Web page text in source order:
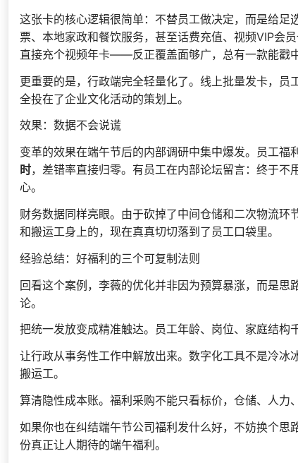
这张卡的核心逻辑很简单：不替员工做决定，而是给
票、本地家政和餐饮服务，甚至话费充值、视频VIP会
直接充个视频年卡——反正覆盖面够广，总有一款能戳中
更重要的是，行政端完全轻量化了。线上批量发卡，员
全投在了企业文化活动的策划上。
效果：数据不会说谎
变革的效果在端午节后的内部调研中集中爆发。员工福
时，差错率直接归零。有员工在内部论坛留言：终于
心。
财务数据同样亮眼。由于砍掉了中间仓储和二次物流
和搬运工身上的，现在真真切切落到了员工口袋里。
经验总结：好福利的三个可复制法则
回看这个案例，李薇的优化并非因为预算暴涨，而是
论。
把统一发放变成精准触达。员工年龄、岗位、家庭结构
让行政从事务性工作中解放出来。数字化工具不是冷
搬运工。
算清隐性成本账。福利采购不能只看标价，仓储、人力
如果你也在纠结端午节公司福利发什么好，不妨换个
份真正让人期待的端午福利。